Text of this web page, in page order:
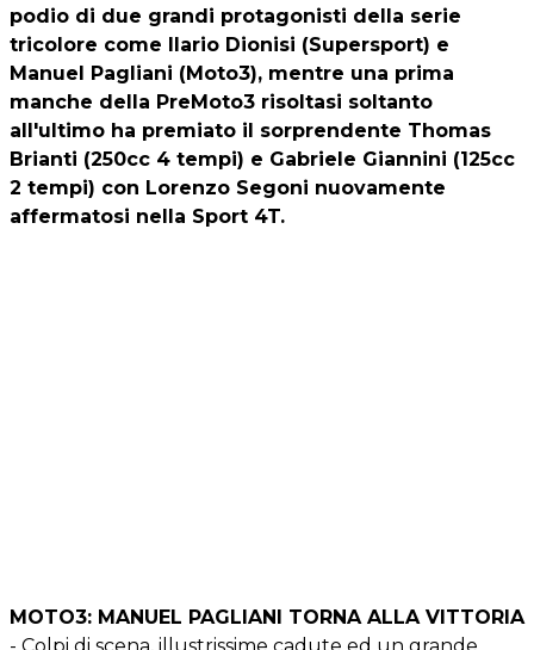
podio di due grandi protagonisti della serie
tricolore come Ilario Dionisi (Supersport) e
Manuel Pagliani (Moto3), mentre una prima
manche della PreMoto3 risoltasi soltanto
all'ultimo ha premiato il sorprendente Thomas
Brianti (250cc 4 tempi) e Gabriele Giannini (125cc
2 tempi) con Lorenzo Segoni nuovamente
affermatosi nella Sport 4T.
MOTO3: MANUEL PAGLIANI TORNA ALLA VITTORIA